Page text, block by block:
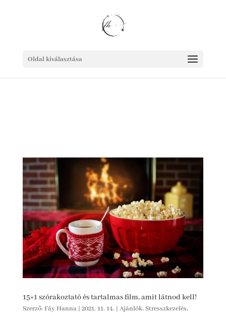
Oldal kiválasztása
15+1 szórakoztató és tartalmas film, amit látnod kell!
Szerző: Fáy Hanna| 2021. 11. 14. | Ajánlók, Stresszkezelés,